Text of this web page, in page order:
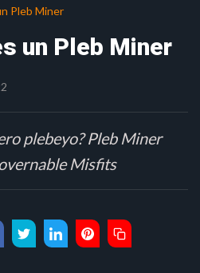
Pleb Miner
un Pleb Miner
plebeyo? Pleb Miner
Misfits